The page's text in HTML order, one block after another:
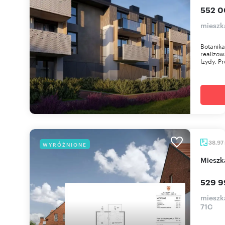
552
Izydy.
WYRÓŻNIONE 38,97
529
71C